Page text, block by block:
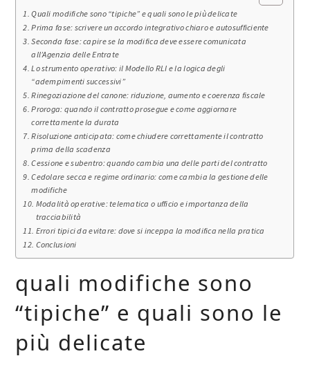
Quali modifiche sono “tipiche” e quali sono le più delicate
Prima fase: scrivere un accordo integrativo chiaro e autosufficiente
Seconda fase: capire se la modifica deve essere comunicata
all’Agenzia delle Entrate
Lo strumento operativo: il Modello RLI e la logica degli
“adempimenti successivi”
Rinegoziazione del canone: riduzione, aumento e coerenza fiscale
Proroga: quando il contratto prosegue e come aggiornare
correttamente la durata
Risoluzione anticipata: come chiudere correttamente il contratto
prima della scadenza
Cessione e subentro: quando cambia una delle parti del contratto
Cedolare secca e regime ordinario: come cambia la gestione delle
modifiche
Modalità operative: telematica o ufficio e importanza della
tracciabilità
Errori tipici da evitare: dove si inceppa la modifica nella pratica
Conclusioni
quali modifiche sono
“tipiche” e quali sono le
più delicate